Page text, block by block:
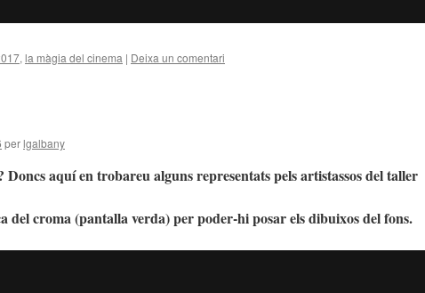
, la màgia del cinema | Deixa un comentari
perlgalbany
Doncs aquí en trobareu alguns representats pels artistassos del taller
del croma (pantalla verda) per poder-hi posar els dibuixos del fons.